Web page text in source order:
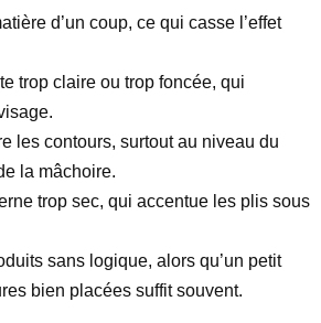
d’un coup, ce qui casse l’effet
trop claire ou trop foncée, qui
les contours, surtout au niveau du
la mâchoire.
trop sec, qui accentue les plis sous
sans logique, alors qu’un petit
bien placées suffit souvent.